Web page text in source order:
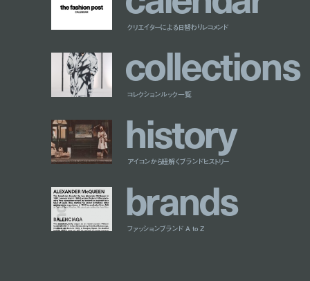
クリエイターによる日替わりレコメンド
collections
コレクションルック一覧
history
アイコンから紐解くブランドヒストリー
brands
ファッションブランド A to Z